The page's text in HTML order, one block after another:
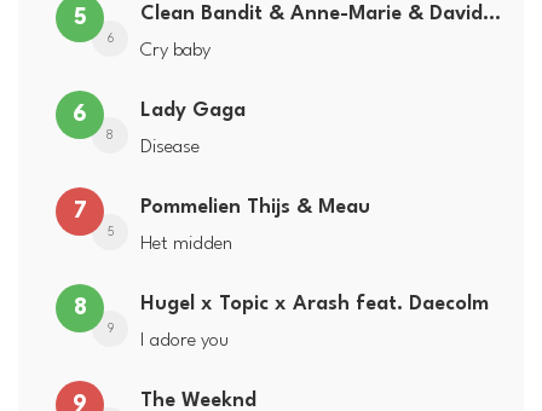
5
6
Clean Bandit & Anne-Marie & David Guetta
Cry baby
6
8
Lady Gaga
Disease
7
5
Pommelien Thijs & Meau
Het midden
8
9
Hugel x Topic x Arash feat. Daecolm
I adore you
9 The Weeknd